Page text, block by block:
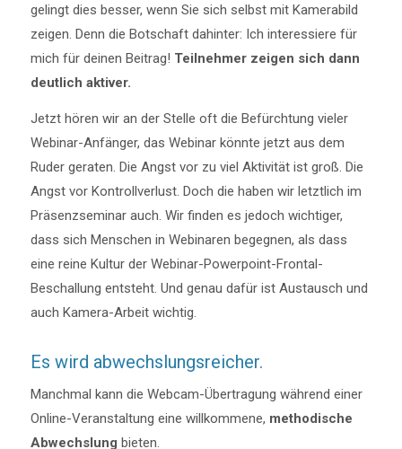
gelingt dies besser, wenn Sie sich selbst mit Kamerabild
zeigen. Denn die Botschaft dahinter: Ich interessiere für
mich für deinen Beitrag! Teilnehmer zeigen sich dann
deutlich aktiver.
Jetzt hören wir an der Stelle oft die Befürchtung vieler
Webinar-Anfänger, das Webinar könnte jetzt aus dem
Ruder geraten. Die Angst vor zu viel Aktivität ist groß. Die
Angst vor Kontrollverlust. Doch die haben wir letztlich im
Präsenzseminar auch. Wir finden es jedoch wichtiger,
dass sich Menschen in Webinaren begegnen, als dass
eine reine Kultur der Webinar-Powerpoint-Frontal-
Beschallung entsteht. Und genau dafür ist Austausch und
auch Kamera-Arbeit wichtig.
Es wird abwechslungsreicher.
Manchmal kann die Webcam-Übertragung während einer
Online-Veranstaltung eine willkommene, methodische
Abwechslung bieten.